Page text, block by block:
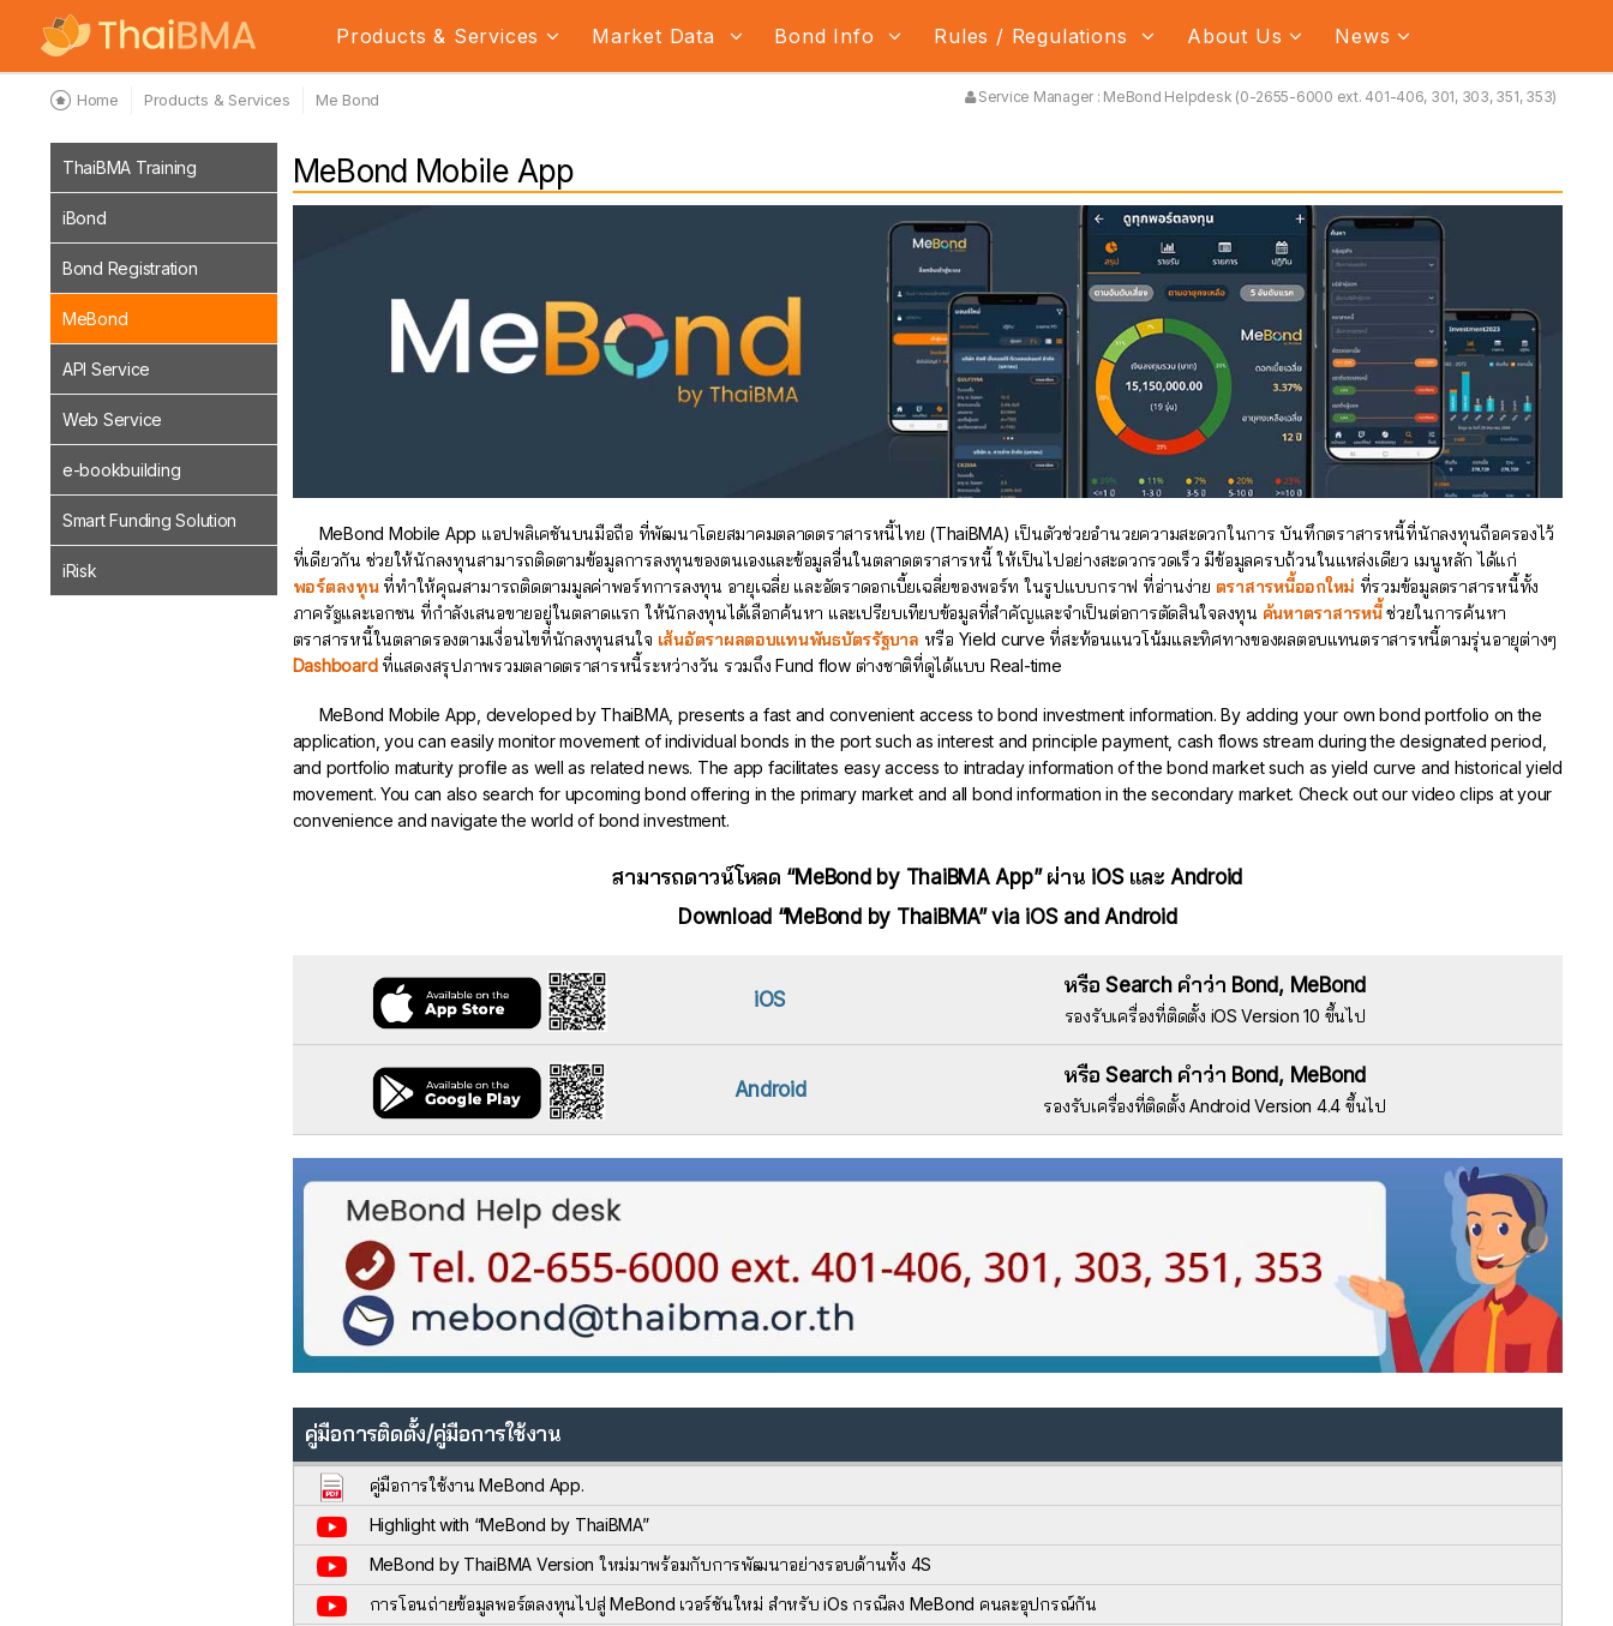
Products & Services Market Data Bond Info Rules / Regulations About Us News
Home Products & Services Me Bond Service Manager : MeBond Helpdesk (0-2655-6000 ext. 401-406, 301, 303, 351, 353)
ThaiBMA Training
iBond
Bond Registration
MeBond
API Service
Web Service
e-bookbuilding
Smart Funding Solution
iRisk
MeBond Mobile App
MeBond Mobile App แอปพลิเคชันบนมือถือ ที่พัฒนาโดยสมาคมตลาดตราสารหนี้ไทย (ThaiBMA) เป็นตัวช่วยอำนวยความสะดวกในการ บันทึกตราสารหนี้ที่นักลงทุนถือครองไว้
ที่เดียวกัน ช่วยให้นักลงทุนสามารถติดตามข้อมูลการลงทุนของตนเองและข้อมูลอื่นในตลาดตราสารหนี้ ให้เป็นไปอย่างสะดวกรวดเร็ว มีข้อมูลครบถ้วนในแหล่งเดียว เมนูหลัก ได้แก่
พอร์ตลงทุนที่ทำให้คุณสามารถติดตามมูลค่าพอร์ทการลงทุน อายุเฉลี่ย และอัตราดอกเบี้ยเฉลี่ยของพอร์ท ในรูปแบบกราฟ ที่อ่านง่าย ตราสารหนี้ออกใหม่ ที่รวมข้อมูลตราสารหนี้ทั้ง
ภาครัฐและเอกชน ที่กำลังเสนอขายอยู่ในตลาดแรก ให้นักลงทุนได้เลือกค้นหา และเปรียบเทียบข้อมูลที่สำคัญและจำเป็นต่อการตัดสินใจลงทุน ค้นหาตราสารหนี้ช่วยในการค้นหา
ตราสารหนี้ในตลาดรองตามเงื่อนไขที่นักลงทุนสนใจ เส้นอัตราผลตอบแทนพันธบัตรรัฐบาล หรือ Yield curve ที่สะท้อนแนวโน้มและทิศทางของผลตอบแทนตราสารหนี้ตามรุ่นอายุต่างๆ
Dashboardที่แสดงสรุปภาพรวมตลาดตราสารหนี้ระหว่างวัน รวมถึง Fund flow ต่างชาติที่ดูได้แบบ Real-time
MeBond Mobile App, developed by ThaiBMA, presents a fast and convenient access to bond investment information. By adding your own bond portfolio on the
application, you can easily monitor movement of individual bonds in the port such as interest and principle payment, cash flows stream during the designated period,
and portfolio maturity profile as well as related news. The app facilitates easy access to intraday information of the bond market such as yield curve and historical yield
movement. You can also search for upcoming bond offering in the primary market and all bond information in the secondary market. Check out our video clips at your
convenience and navigate the world of bond investment.
สามารถดาวน์โหลด “MeBond by ThaiBMA App” ผ่าน iOS และ Android
Download “MeBond by ThaiBMA” via iOS and Android
iOS
หรือ Search คำว่า Bond, MeBond
รองรับเครื่องที่ติดตั้ง iOS Version 10 ขึ้นไป
Android
หรือ Search คำว่า Bond, MeBond
รองรับเครื่องที่ติดตั้ง Android Version 4.4 ขึ้นไป
คู่มือการติดตั้ง/คู่มือการใช้งาน
คู่มือการใช้งาน MeBond App.
Highlight with “MeBond by ThaiBMA”
MeBond by ThaiBMA Version ใหม่มาพร้อมกับการพัฒนาอย่างรอบด้านทั้ง 4S
การโอนถ่ายข้อมูลพอร์ตลงทุนไปสู่ MeBond เวอร์ชันใหม่ สำหรับ iOs กรณีลง MeBond คนละอุปกรณ์กัน